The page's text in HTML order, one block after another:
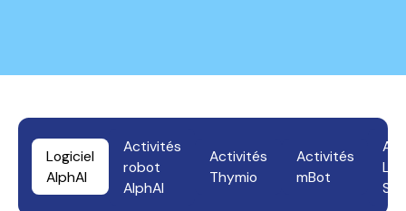
Logiciel
AlphAI
Activités
robot
AlphAI
Activités
Thymio
Activités
mBot